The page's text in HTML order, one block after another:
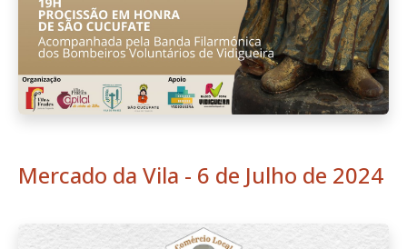
Mercado da Vila - 6 de Julho de 2024